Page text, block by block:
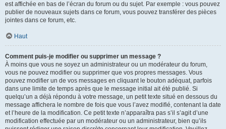
est affichée en bas de l’écran du forum ou du sujet. Par exemple : vous pouvez
publier de nouveaux sujets dans ce forum, vous pouvez transférer des pièces
jointes dans ce forum, etc.
Haut
Comment puis-je modifier ou supprimer un message ?
À moins que vous ne soyez un administrateur ou un modérateur du forum,
vous ne pouvez modifier ou supprimer que vos propres messages. Vous
pouvez modifier un de vos messages en cliquant le bouton adéquat, parfois
dans une limite de temps après que le message initial ait été publié. Si
quelqu’un a déjà répondu à votre message, un petit texte situé en dessous du
message affichera le nombre de fois que vous l’avez modifié, contenant la date
et l’heure de la modification. Ce petit texte n’apparaîtra pas s’il s’agit d’une
modification effectuée par un modérateur ou un administrateur, bien qu’ils